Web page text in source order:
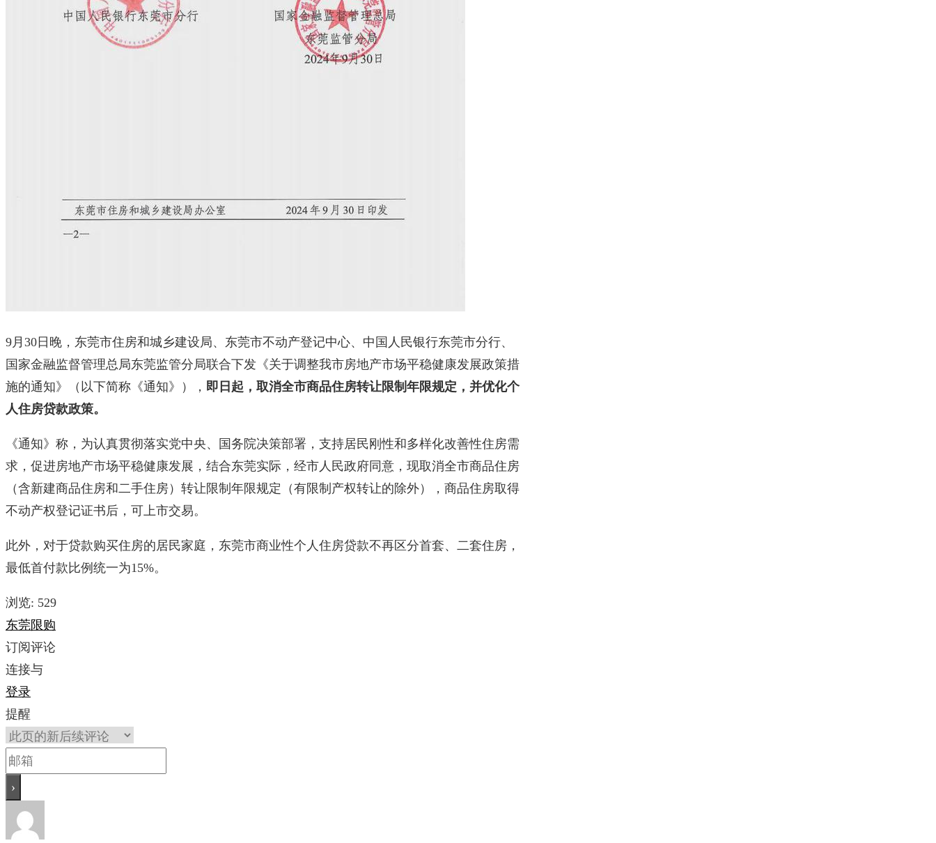
9月30日晚，东莞市住房和城乡建设局、东莞市不动产登记中心、中国人民银行东莞市分行、
国家金融监督管理总局东莞监管分局联合下发《关于调整我市房地产市场平稳健康发展政策措
施的通知》（以下简称《通知》）， 即日起，取消全市商品住房转让限制年限规定，并优化个
人住房贷款政策。
《通知》称，为认真贯彻落实党中央、国务院决策部署，支持居民刚性和多样化改善性住房需
求，促进房地产市场平稳健康发展，结合东莞实际，经市人民政府同意，现取消全市商品住房
（含新建商品住房和二手住房）转让限制年限规定（有限制产权转让的除外），商品住房取得
不动产权登记证书后，可上市交易。
此外，对于贷款购买住房的居民家庭，东莞市商业性个人住房贷款不再区分首套、二套住房，
最低首付款比例统一为15%。
浏览: 529
东莞限购
订阅评论
连接与
登录
提醒